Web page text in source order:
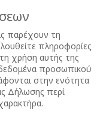
παρέχουν τη
πληροφορίες
χρήση αυτής της
προσωπικού
στην ενότητα
Δήλωσης περί